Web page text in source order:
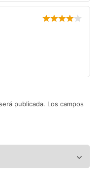
publicada. Los campos